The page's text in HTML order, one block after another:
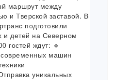
маршрут между
и Тверской заставой. В
подготовили
и детей на Северном
гостей ждут: 🔹
машин
уникальных